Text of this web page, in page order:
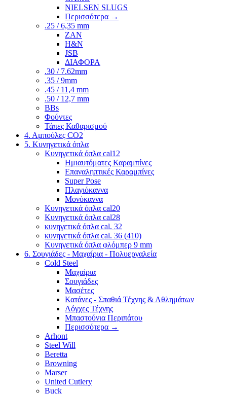
NIELSEN SLUGS
Περισσότερα →
.25 / 6,35 mm
ZAN
H&N
JSB
ΔΙΑΦΟΡΑ
.30 / 7.62mm
.35 / 9mm
.45 / 11,4 mm
.50 / 12,7 mm
BBs
Φούντες
Τάπες Καθαρισμού
4. Αμπούλες CO2
5. Κυνηγετικά όπλα
Κυνηγετικά όπλα cal12
Ημιαυτόματες Καραμπίνες
Επαναληπτικές Καραμπίνες
Super Pose
Πλαγιόκαννα
Μονόκαννα
Κυνηγετικά όπλα cal20
Κυνηγετικά όπλα cal28
κυνηγετικά όπλα cal. 32
κυνηγετικά όπλα cal. 36 (410)
Κυνηγετικά όπλα φλόμπερ 9 mm
6. Σουγιάδες - Μαχαίρια - Πολυεργαλεία
Cold Steel
Μαχαίρια
Σουγιάδες
Μασέτες
Κατάνες - Σπαθιά Τέχνης & Αθλημάτων
Λόγχες Τέχνης
Μπαστούνια Περιπάτου
Περισσότερα →
Arhont
Steel Will
Beretta
Browning
Marser
United Cutlery
Buck